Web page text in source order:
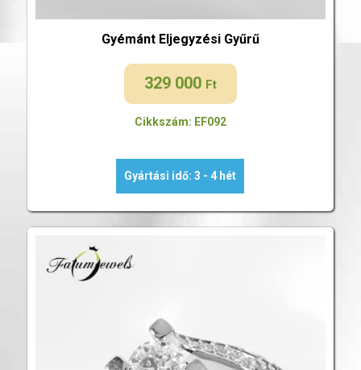
Gyémánt Eljegyzési Gyűrű
329 000 Ft
Cikkszám: EF092
Gyártási idő: 3 - 4 hét